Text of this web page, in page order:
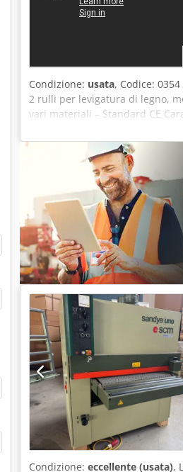
Condizione: usata, Codice:
2 rulli per levigatura di legno,
vari materiali – Standard CE
quello di entrata Rivestimento
lavoro 635 mm Lunghezza
133 mm Dimensioni rullo 152
trasportatore 2–3 m/min 2
Aoy A Synjf Hoha Basamento
Ingombro totale (mm) 1150 x
Condizione: eccellente (usata),